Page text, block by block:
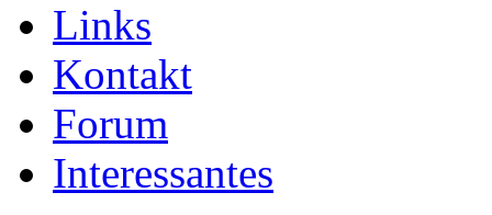
Links
Kontakt
Forum
Interessantes